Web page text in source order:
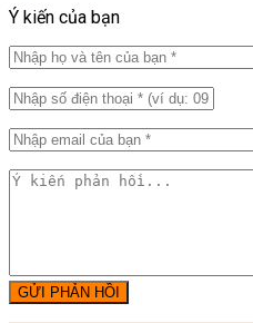
Ý kiến của bạn
GỬI PHẢN HỒI